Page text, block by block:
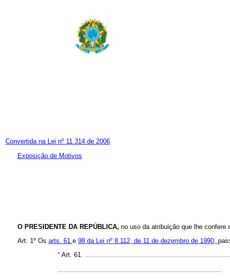
Convertida na Lei nº 11.314 de 2006
Exposição de Motivos
O PRESIDENTE DA REPÚBLICA, no uso da atribuição que lhe confere
Art. 1º Os arts. 61 e 98 da Lei nº 8.112, de 11 de dezembro de 1990,
" Art. 61.